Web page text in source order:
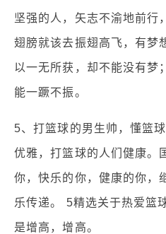
坚强的人，矢志不渝地前行
翅膀就该去振翅高飞，有梦
以一无所获，却不能没有梦
能一蹶不振。
5、打篮球的男生帅，懂篮
优雅，打篮球的人们健康。
你，快乐的你，健康的你，
乐传递。 5精选关于热爱篮
是增高，增高。